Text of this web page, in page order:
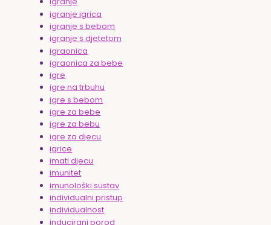
igranje igrica
igranje s bebom
igranje s djetetom
igraonica
igraonica za bebe
igre
igre na trbuhu
igre s bebom
igre za bebe
igre za bebu
igre za djecu
igrice
imati djecu
imunitet
imunološki sustav
individualni pristup
individualnost
inducirani porod